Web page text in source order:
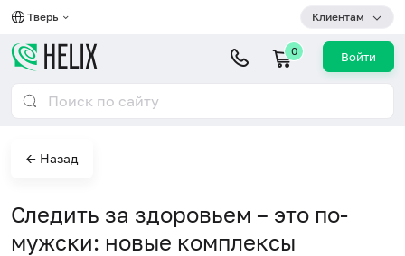
Тверь Клиентам
0 Войти
← Назад
Следить за здоровьем – это по-
мужски: новые комплексы